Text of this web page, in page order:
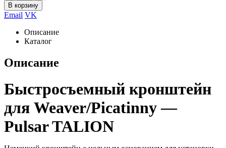
В корзину
Email VK
Описание
Каталог
Описание
Быстросъемный кронштейн
для Weaver/Picatinny —
Pulsar TALION